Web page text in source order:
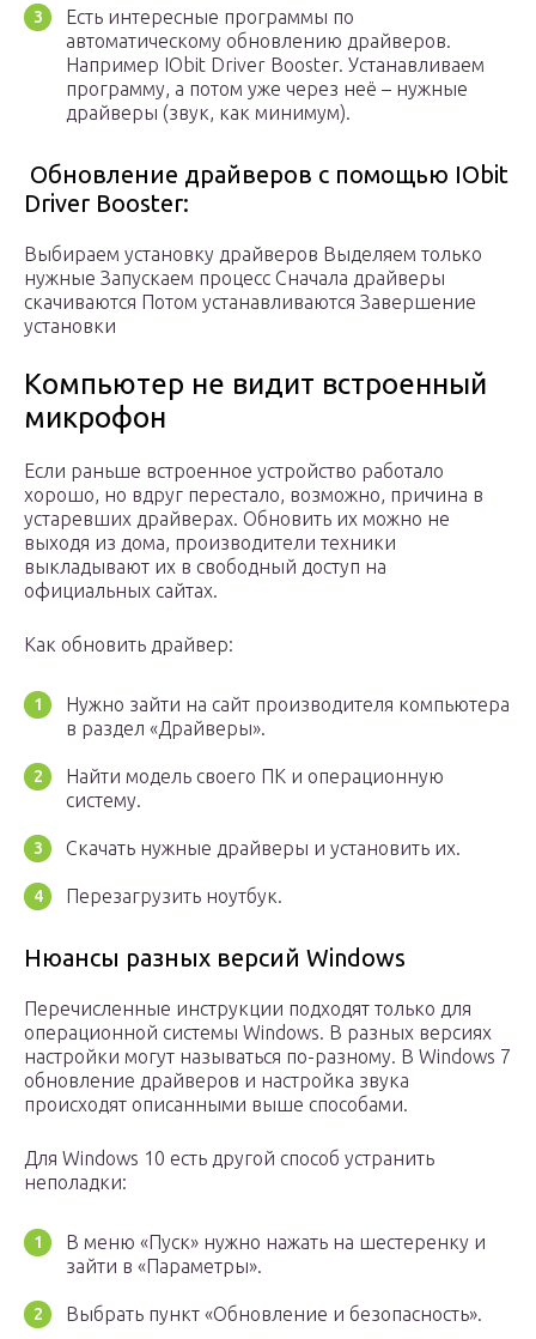
Есть интересные программы по
автоматическому обновлению драйверов.
Например IObit Driver Booster. Устанавливаем
программу, а потом уже через неё – нужные
драйверы (звук, как минимум).
️ Обновление драйверов с помощью IObit
Driver Booster:
Выбираем установку драйверов Выделяем только
нужные Запускаем процесс Сначала драйверы
скачиваются Потом устанавливаются Завершение
установки
Компьютер не видит встроенный
микрофон
Если раньше встроенное устройство работало
хорошо, но вдруг перестало, возможно, причина в
устаревших драйверах. Обновить их можно не
выходя из дома, производители техники
выкладывают их в свободный доступ на
официальных сайтах.
Как обновить драйвер:
Нужно зайти на сайт производителя компьютера
в раздел «Драйверы».
Найти модель своего ПК и операционную
систему.
Скачать нужные драйверы и установить их.
Перезагрузить ноутбук.
Нюансы разных версий Windows
Перечисленные инструкции подходят только для
операционной системы Windows. В разных версиях
настройки могут называться по-разному. В Windows 7
обновление драйверов и настройка звука
происходят описанными выше способами.
Для Windows 10 есть другой способ устранить
неполадки:
В меню «Пуск» нужно нажать на шестеренку и
зайти в «Параметры».
Выбрать пункт «Обновление и безопасность».